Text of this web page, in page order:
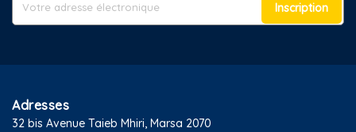
Inscription
Adresses
32 bis Avenue Taieb Mhiri, Marsa 2070